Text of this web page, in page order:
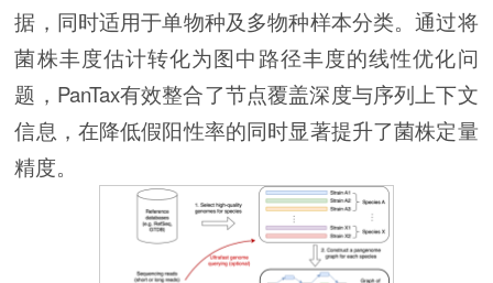
据，同时适用于单物种及多物种样本分类。通过将
菌株丰度估计转化为图中路径丰度的线性优化问
题，PanTax有效整合了节点覆盖深度与序列上下文
信息，在降低假阳性率的同时显著提升了菌株定量
精度。